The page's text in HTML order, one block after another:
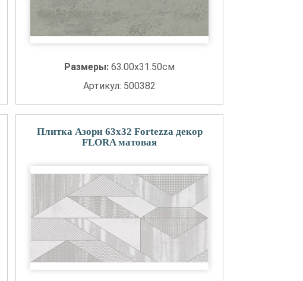
Размеры:63.00x31.50см
Артикул: 500382
Плитка Азори 63x32 Fortezza декор
FLORA матовая